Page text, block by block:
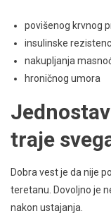
povišenog krvnog
insulinske
nakupljanja
hroničnog umora
traje
Dobra vest je da nije
teretanu. Dovoljno je
nakon ustajanja.